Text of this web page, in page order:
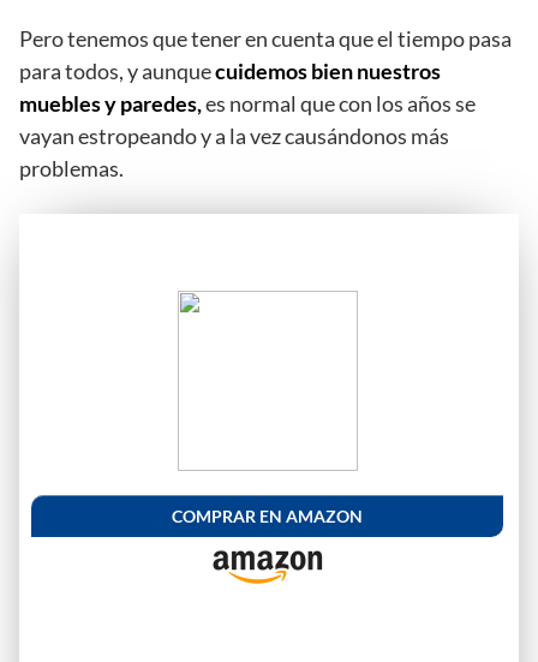
Pero tenemos que tener en cuenta que el tiempo pasa
para todos, y aunquecuidemos bien nuestros
muebles y paredes,es normal que con los años se
vayan estropeando y a la vez causándonos más
problemas.
COMPRAR EN AMAZON